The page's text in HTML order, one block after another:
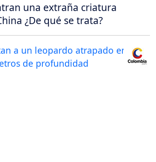
una extraña criatura
¿De qué se trata?